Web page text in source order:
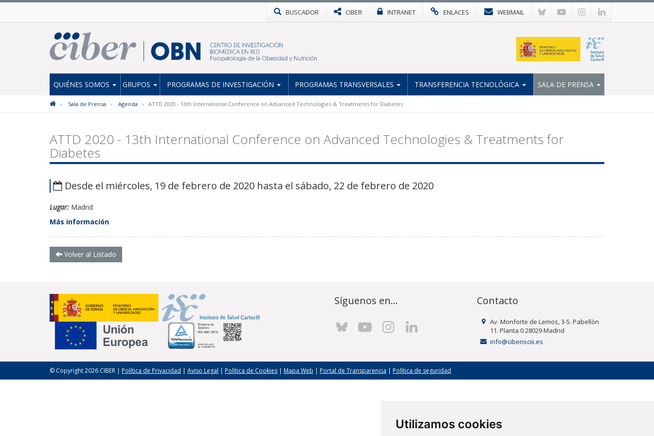
Utilizamos cookies
BUSCADOR CIBER INTRANET ENLACES WEBMAIL
QUIÉNES SOMOS GRUPOS PROGRAMAS DE INVESTIGACIÓN PROGRAMAS TRANSVERSALES TRANSFERENCIA TECNOLÓGICA SALA DE PRENSA
Sala de Prensa Agenda ATTD 2020 - 13th International Conference on Advanced Technologies & Treatments for Diabetes
ATTD 2020 - 13th International Conference on Advanced Technologies & Treatments for
Diabetes
Desde el miércoles, 19 de febrero de 2020 hasta el sábado, 22 de febrero de 2020
Lugar: Madrid
Más información
Volver al Listado
Síguenos en... Contacto
Av. Monforte de Lemos, 3-5. Pabellón
11. Planta 0 28029 Madrid
info@ciberisciii.es
© Copyright 2026 CIBER | Política de Privacidad | Aviso Legal | Política de Cookies | Mapa Web | Portal de Transparencia | Política de seguridad